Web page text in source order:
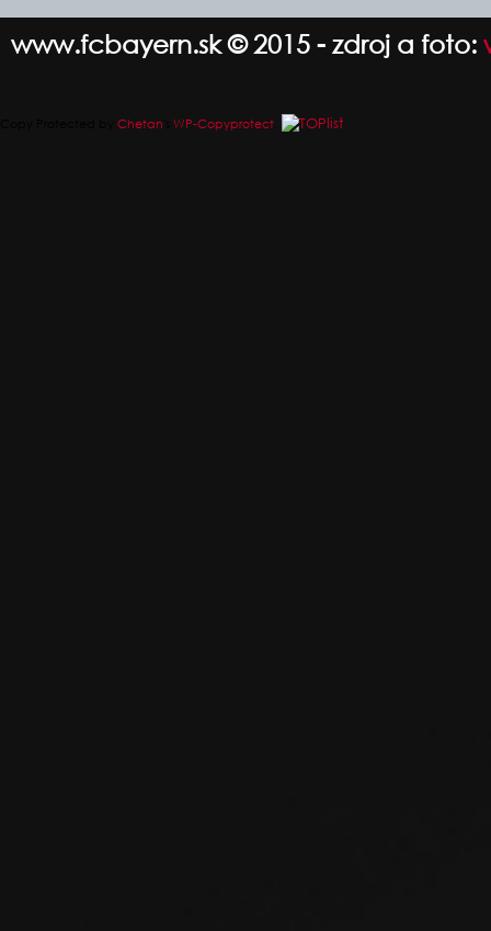
www.fcbayern.sk © 2015 - zdroj a foto:
Chetan WP-Copyprotect